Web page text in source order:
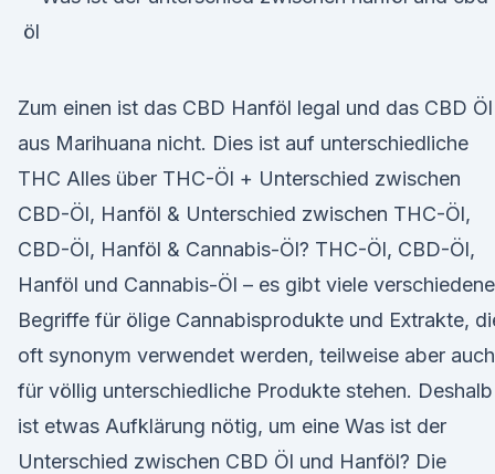
Zum einen ist das CBD Hanföl legal und das CBD Öl
aus Marihuana nicht. Dies ist auf unterschiedliche
THC Alles über THC-Öl + Unterschied zwischen
CBD-Öl, Hanföl & Unterschied zwischen THC-Öl,
CBD-Öl, Hanföl & Cannabis-Öl? THC-Öl, CBD-Öl,
Hanföl und Cannabis-Öl – es gibt viele verschiedene
Begriffe für ölige Cannabisprodukte und Extrakte,
oft synonym verwendet werden, teilweise aber auch
für völlig unterschiedliche Produkte stehen. Deshalb
ist etwas Aufklärung nötig, um eine Was ist der
Unterschied zwischen CBD Öl und Hanföl? Die